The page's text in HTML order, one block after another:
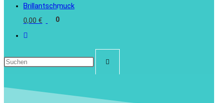
Brillantschmuck
0,00 € 0